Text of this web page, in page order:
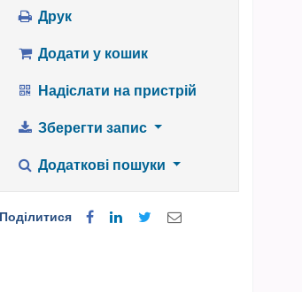
Друк
Додати у кошик
Надіслати на пристрій
Зберегти запис
Додаткові пошуки
Поділитися